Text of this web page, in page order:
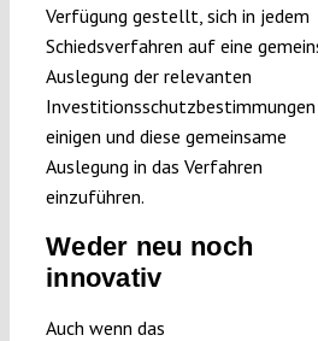
Verfügung gestellt, sich in jedem
Schiedsverfahren auf eine
Auslegung der relevanten
einigen und diese gemeinsame
Auslegung in das Verfahren
einzuführen.
Weder neu noch
innovativ
Auch wenn das